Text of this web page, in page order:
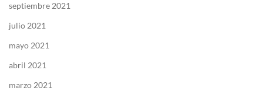
septiembre 2021
julio 2021
mayo 2021
abril 2021
marzo 2021